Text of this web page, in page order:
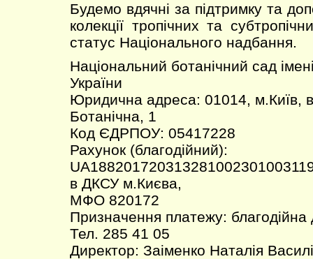
Будемо вдячні за підтримку та
колекції тропічних та
статус Національного надбання.
Національний ботанічний сад
України
Юридична адреса: 01014, м.Київ,
Ботанічна, 1
Код ЄДРПОУ: 05417228
Рахунок (благодійний):
в ДКСУ м.Києва,
МФО 820172
Призначення платежу: благодійна
Тел. 285 41 05
Директор: Заіменко Наталія